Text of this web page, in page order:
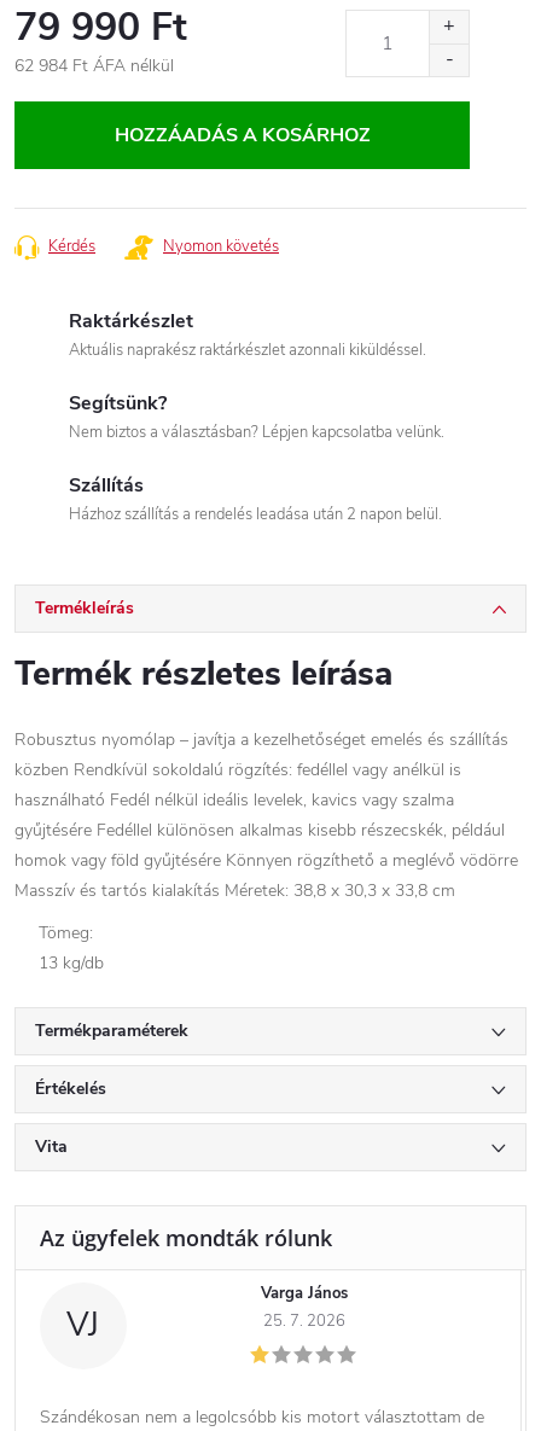
79 990 Ft
62 984 Ft ÁFA nélkül
HOZZÁADÁS A KOSÁRHOZ
Kérdés Nyomon követés
Raktárkészlet
Aktuális naprakész raktárkészlet azonnali kiküldéssel.
Segítsünk?
Nem biztos a választásban? Lépjen kapcsolatba velünk.
Szállítás
Házhoz szállítás a rendelés leadása után 2 napon belül.
Termékleírás
Termék részletes leírása
Robusztus nyomólap – javítja a kezelhetőséget emelés és szállítás
közben Rendkívül sokoldalú rögzítés: fedéllel vagy anélkül is
használható Fedél nélkül ideális levelek, kavics vagy szalma
gyűjtésére Fedéllel különösen alkalmas kisebb részecskék, például
homok vagy föld gyűjtésére Könnyen rögzíthető a meglévő vödörre
Masszív és tartós kialakítás Méretek: 38,8 x 30,3 x 33,8 cm
Tömeg:
13 kg/db
Termékparaméterek
Értékelés
Vita
VJ
Varga János
25. 7. 2026
Szándékosan nem a legolcsóbb kis motort választottam de